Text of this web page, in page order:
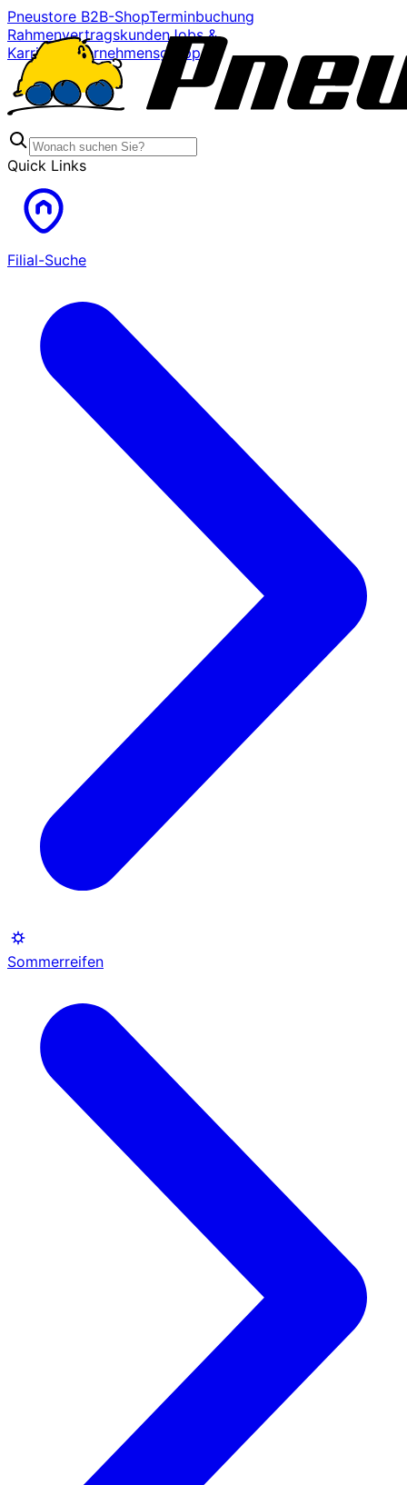
Pneustore B2B-ShopTerminbuchung
RahmenvertragskundenJobs &
Karriere
Unternehmensgruppe
Quick Links
Filial-Suche
Sommerreifen